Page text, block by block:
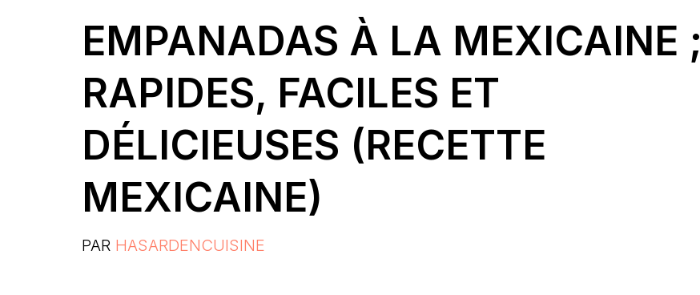
EMPANADAS À LA MEXICAINE ;
RAPIDES, FACILES ET
DÉLICIEUSES (RECETTE
MEXICAINE)
PAR HASARDENCUISINE